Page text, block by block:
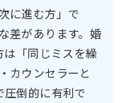
に進む方」で
差があります。婚
は「同じミスを繰
カウンセラーと
倒的に有利で